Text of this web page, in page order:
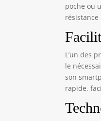
poche ou
L’un des
le
son
rapide,